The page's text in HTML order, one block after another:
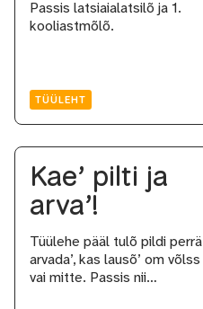
Passis latsiaialatsilõ ja 1.
kooliastmõlõ.
TÜÜLEHT
Kae’ pilti ja
arva’!
Tüülehe pääl tulõ pildi perrä
arvada’, kas lausõ’ om võlss
vai mitte. Passis nii…